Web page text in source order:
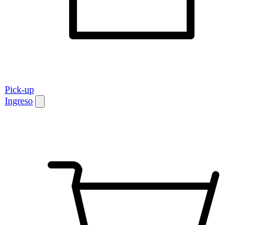
Pick-up
Ingreso